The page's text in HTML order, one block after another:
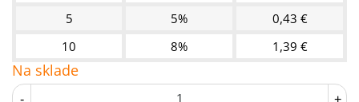
5
5%
0,43 €
10
8% 1,39 €
Na sklade
- +